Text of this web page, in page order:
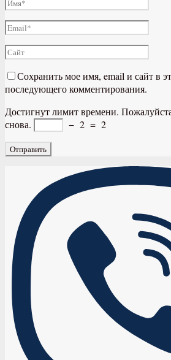
Сохранить мое имя, email и сайт в
последующего комментирования.
Достигнут лимит времени.
снова.
− 2 = 2